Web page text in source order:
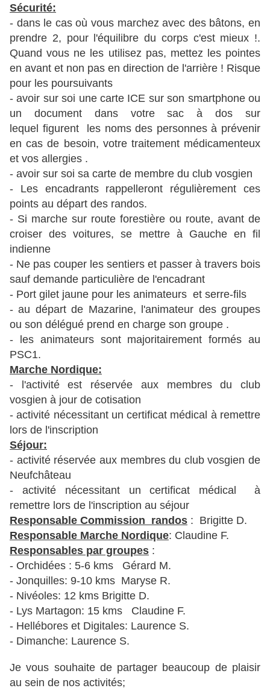
Sécurité:
- dans le cas où vous marchez avec des bâtons, en
prendre 2, pour l'équilibre du corps c'est mieux !.
Quand vous ne les utilisez pas, mettez les pointes
en avant et non pas en direction de l'arrière ! Risque
pour les poursuivants
- avoir sur soi une carte ICE sur son smartphone ou
un document dans votre sac à dos sur
lequel figurent les noms des personnes à prévenir
en cas de besoin, votre traitement médicamenteux
et vos allergies .
- avoir sur soi sa carte de membre du club vosgien
- Les encadrants rappelleront régulièrement ces
points au départ des randos.
- Si marche sur route forestière ou route, avant de
croiser des voitures, se mettre à Gauche en fil
indienne
- Ne pas couper les sentiers et passer à travers bois
sauf demande particulière de l'encadrant
- Port gilet jaune pour les animateurs et serre-fils
- au départ de Mazarine, l'animateur des groupes
ou son délégué prend en charge son groupe .
- les animateurs sont majoritairement formés au
PSC1.
Marche Nordique:
- l'activité est réservée aux membres du club
vosgien à jour de cotisation
- activité nécessitant un certificat médical à remettre
lors de l'inscription
Séjour:
- activité réservée aux membres du club vosgien de
Neufchâteau
- activité nécessitant un certificat médical à
remettre lors de l'inscription au séjour
Responsable Commission randos : Brigitte D.
Responsable Marche Nordique: Claudine F.
Responsables par groupes :
- Orchidées : 5-6 kms Gérard M.
- Jonquilles: 9-10 kms Maryse R.
- Nivéoles: 12 kms Brigitte D.
- Lys Martagon: 15 kms Claudine F.
- Hellébores et Digitales: Laurence S.
- Dimanche: Laurence S.
Je vous souhaite de partager beaucoup de plaisir
au sein de nos activités;